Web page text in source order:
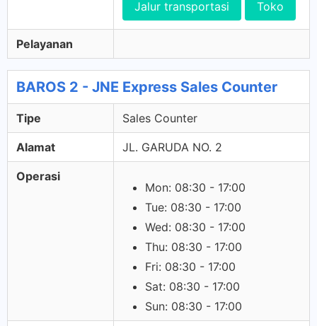
Jalur transportasi Toko
Pelayanan
BAROS 2 - JNE Express Sales Counter
Tipe Sales Counter
Alamat JL. GARUDA NO. 2
Operasi
Mon: 08:30 - 17:00
Tue: 08:30 - 17:00
Wed: 08:30 - 17:00
Thu: 08:30 - 17:00
Fri: 08:30 - 17:00
Sat: 08:30 - 17:00
Sun: 08:30 - 17:00